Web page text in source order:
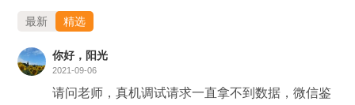
最新 精选
你好，阳光
2021-09-06
请问老师，真机调试请求一直拿不到数据，微信鉴